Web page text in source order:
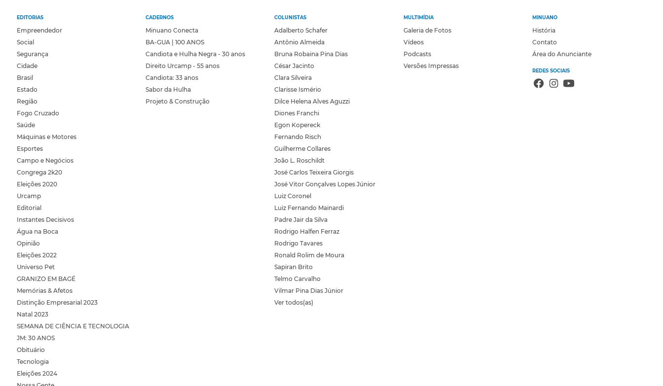
EDITORIAS
Empreendedor
Social
Segurança
Cidade
Brasil
Estado
Região
Fogo Cruzado
Saúde
Máquinas e Motores
Esportes
Campo e Negócios
Congrega 2k20
Eleições 2020
Urcamp
Editorial
Instantes Decisivos
Água na Boca
Opinião
Eleições 2022
Universo Pet
GRANIZO EM BAGÉ
Memórias & Afetos
Distinção Empresarial 2023
Natal 2023
SEMANA DE CIÊNCIA E TECNOLOGIA
JM: 30 ANOS
Obituário
Tecnologia
Eleições 2024
CADERNOS
Minuano Conecta
BA-GUA | 100 ANOS
Candiota e Hulha Negra - 30 anos
Direito Urcamp - 55 anos
Candiota: 33 anos
Sabor da Hulha
Projeto & Construção
COLUNISTAS
Adalberto Schafer
Antônio Almeida
Bruna Robaina Pina Dias
César Jacinto
Clara Silveira
Clarisse Ismério
Dilce Helena Alves Aguzzi
Diones Franchi
Egon Kopereck
Fernando Risch
Guilherme Collares
João L. Roschildt
José Carlos Teixeira Giorgis
José Vitor Gonçalves Lopes Júnior
Luiz Coronel
Luiz Fernando Mainardi
Padre Jair da Silva
Rodrigo Halfen Ferraz
Rodrigo Tavares
Ronald Rolim de Moura
Sapiran Brito
Telmo Carvalho
Vilmar Pina Dias Júnior
Ver todos(as)
MULTIMÍDIA
Galeria de Fotos
Vídeos
Podcasts
Versões Impressas
MINUANO
História
Contato
Área do Anunciante
REDES SOCIAIS